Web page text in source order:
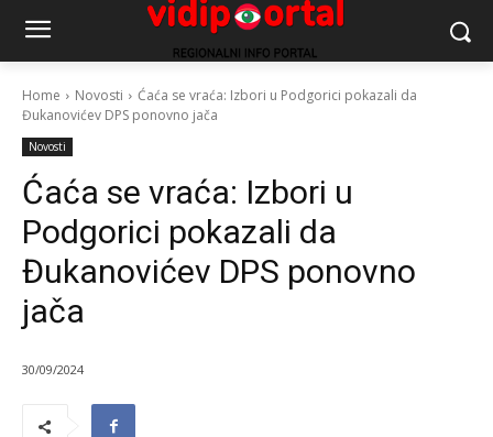
Home Novosti
Ćaća se vraća: Izbori u Podgorici pokazali da
Đukanovićev DPS ponovno jača
Novosti
Ćaća se vraća: Izbori u
Podgorici pokazali da
Đukanovićev DPS ponovno
jača
30/09/2024